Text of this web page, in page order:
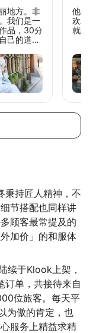
地方。非
我们是一
品，30分
己的道
他们
欢粉
就到
秉持匠人精神，不
节搭配也同样讲
顾客最常提及的
加价」的和服体
续于Klook上架，
单，共接待来自
位旅客。每天平
为傲的肯定，也
服务上精益求精